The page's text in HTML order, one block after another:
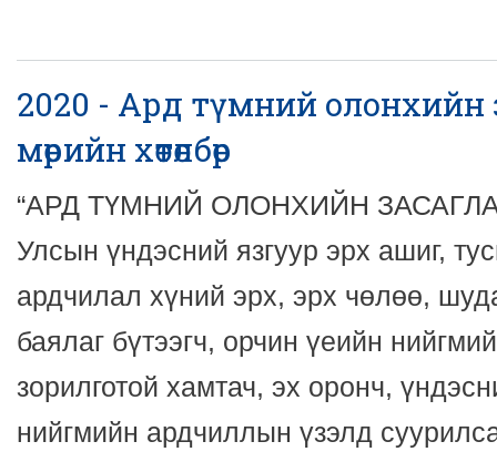
2020 - Ард түмний олонхийн
мөрийн хөтөлбөр
“АРД ТҮМНИЙ ОЛОНХИЙН
Улсын үндэсний язгуур эрх ашиг,
ардчилал хүний эрх, эрх чөлөө,
баялаг бүтээгч, орчин үеийн
зорилготой хамтач, эх оронч,
нийгмийн ардчиллын үзэлд